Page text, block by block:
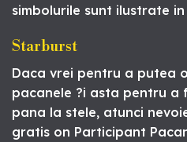
simbolurile sunt ilustrate
Starburst
Daca vrei pentru a putea
pacanele ?i asta pentru a
pana la stele, atunci
gratis on Participant